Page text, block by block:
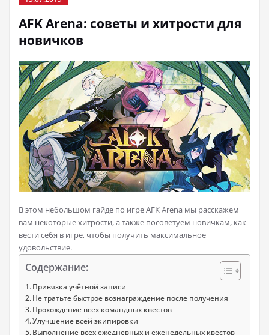
AFK Arena: советы и хитрости для
новичков
В этом небольшом гайде по игре AFK Arena мы расскажем
вам некоторые хитрости, а также посоветуем новичкам, как
вести себя в игре, чтобы получить максимальное
удовольствие.
Содержание:
Привязка учётной записи
Не тратьте быстрое вознаграждение после получения
Прохождение всех командных квестов
Улучшение всей экипировки
Выполнение всех ежедневных и еженедельных квестов